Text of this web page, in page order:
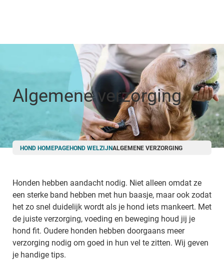
content
Algemene verzorging
Breadcrumb
HOND HOMEPAGEHOND WELZIJNALGEMENE VERZORGING
Honden hebben aandacht nodig. Niet alleen omdat ze
een sterke band hebben met hun baasje, maar ook zodat
het zo snel duidelijk wordt als je hond iets mankeert. Met
de juiste verzorging, voeding en beweging houd jij je
hond fit. Oudere honden hebben doorgaans meer
verzorging nodig om goed in hun vel te zitten. Wij geven
je handige tips.